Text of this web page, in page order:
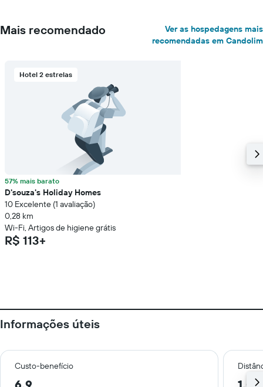
Mais recomendado
Ver as hospedagens mais
recomendadas em Candolim
Hotel 2 estrelas
57% mais barato
D'souza's Holiday Homes
10 Excelente (1 avaliação)
0,28 km
Wi-Fi, Artigos de higiene grátis
R$ 113+
Informações úteis
Custo-benefício